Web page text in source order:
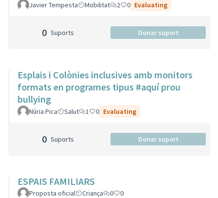
Javier Tempesta Mobilitat 2 0 Evaluating
0 Suports Donar suport
Esplais i Colònies inclusives amb monitors
formats en programes tipus #aquí prou
bullying
Núria Pica Salut 1 0 Evaluating
0 Suports Donar suport
ESPAIS FAMILIARS
Proposta oficial Criança 0 0